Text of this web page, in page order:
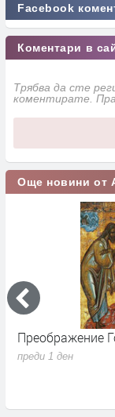
Facebook
Коментари в
Трябва да сте
коментирате.
Още новини от
Преображение
преди 1 ден